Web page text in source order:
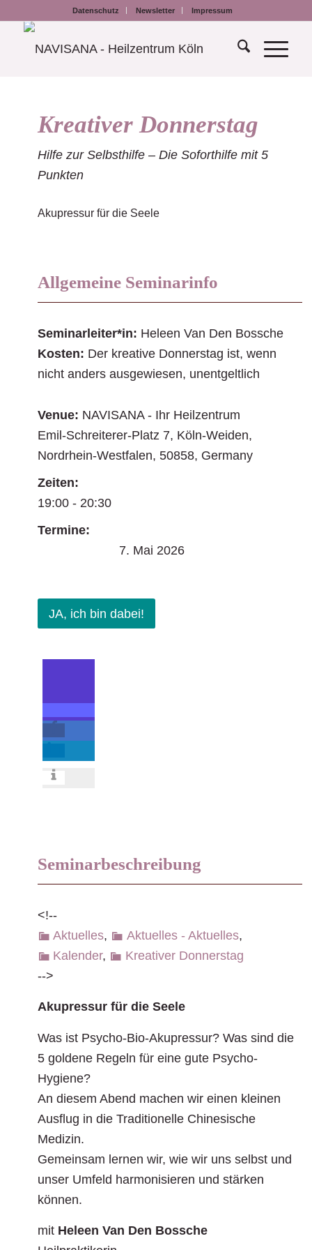
Datenschutz Newsletter Impressum
Kreativer Donnerstag
Hilfe zur Selbsthilfe – Die Soforthilfe mit 5
Punkten
Akupressur für die Seele
Allgemeine Seminarinfo
Seminarleiter*in: Heleen Van Den Bossche
Kosten: Der kreative Donnerstag ist, wenn
nicht anders ausgewiesen, unentgeltlich
Venue: NAVISANA - Ihr Heilzentrum
Emil-Schreiterer-Platz 7, Köln-Weiden,
Nordrhein-Westfalen, 50858, Germany
Zeiten:
19:00 - 20:30
Termine:
7. Mai 2026
JA, ich bin dabei!
Seminarbeschreibung
<!--
Aktuelles, Aktuelles - Aktuelles,
Kalender,
Kreativer Donnerstag
-->
Akupressur für die Seele
Was ist Psycho-Bio-Akupressur? Was sind die
5 goldene Regeln für eine gute Psycho-
Hygiene?
An diesem Abend machen wir einen kleinen
Ausflug in die Traditionelle Chinesische
Medizin.
Gemeinsam lernen wir, wie wir uns selbst und
unser Umfeld harmonisieren und stärken
können.
mit Heleen Van Den Bossche